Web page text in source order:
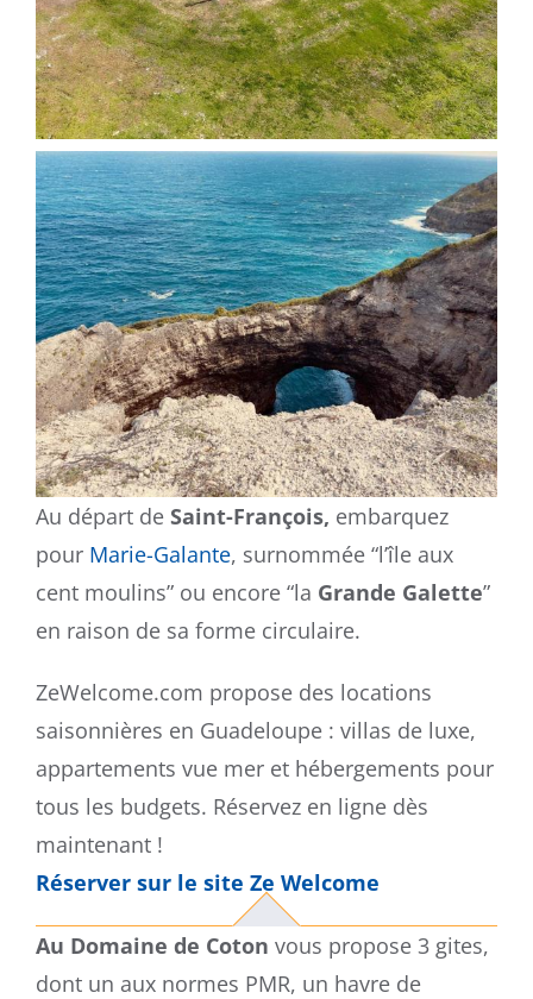
Au départ de Saint-François, embarquez
pour Marie-Galante, surnommée “l’île aux
cent moulins” ou encore “la Grande Galette”
en raison de sa forme circulaire.
ZeWelcome.com propose des locations
saisonnières en Guadeloupe : villas de luxe,
appartements vue mer et hébergements pour
tous les budgets. Réservez en ligne dès
maintenant !
Réserver sur le site Ze Welcome
Au Domaine de Coton vous propose 3 gites,
dont un aux normes PMR, un havre de